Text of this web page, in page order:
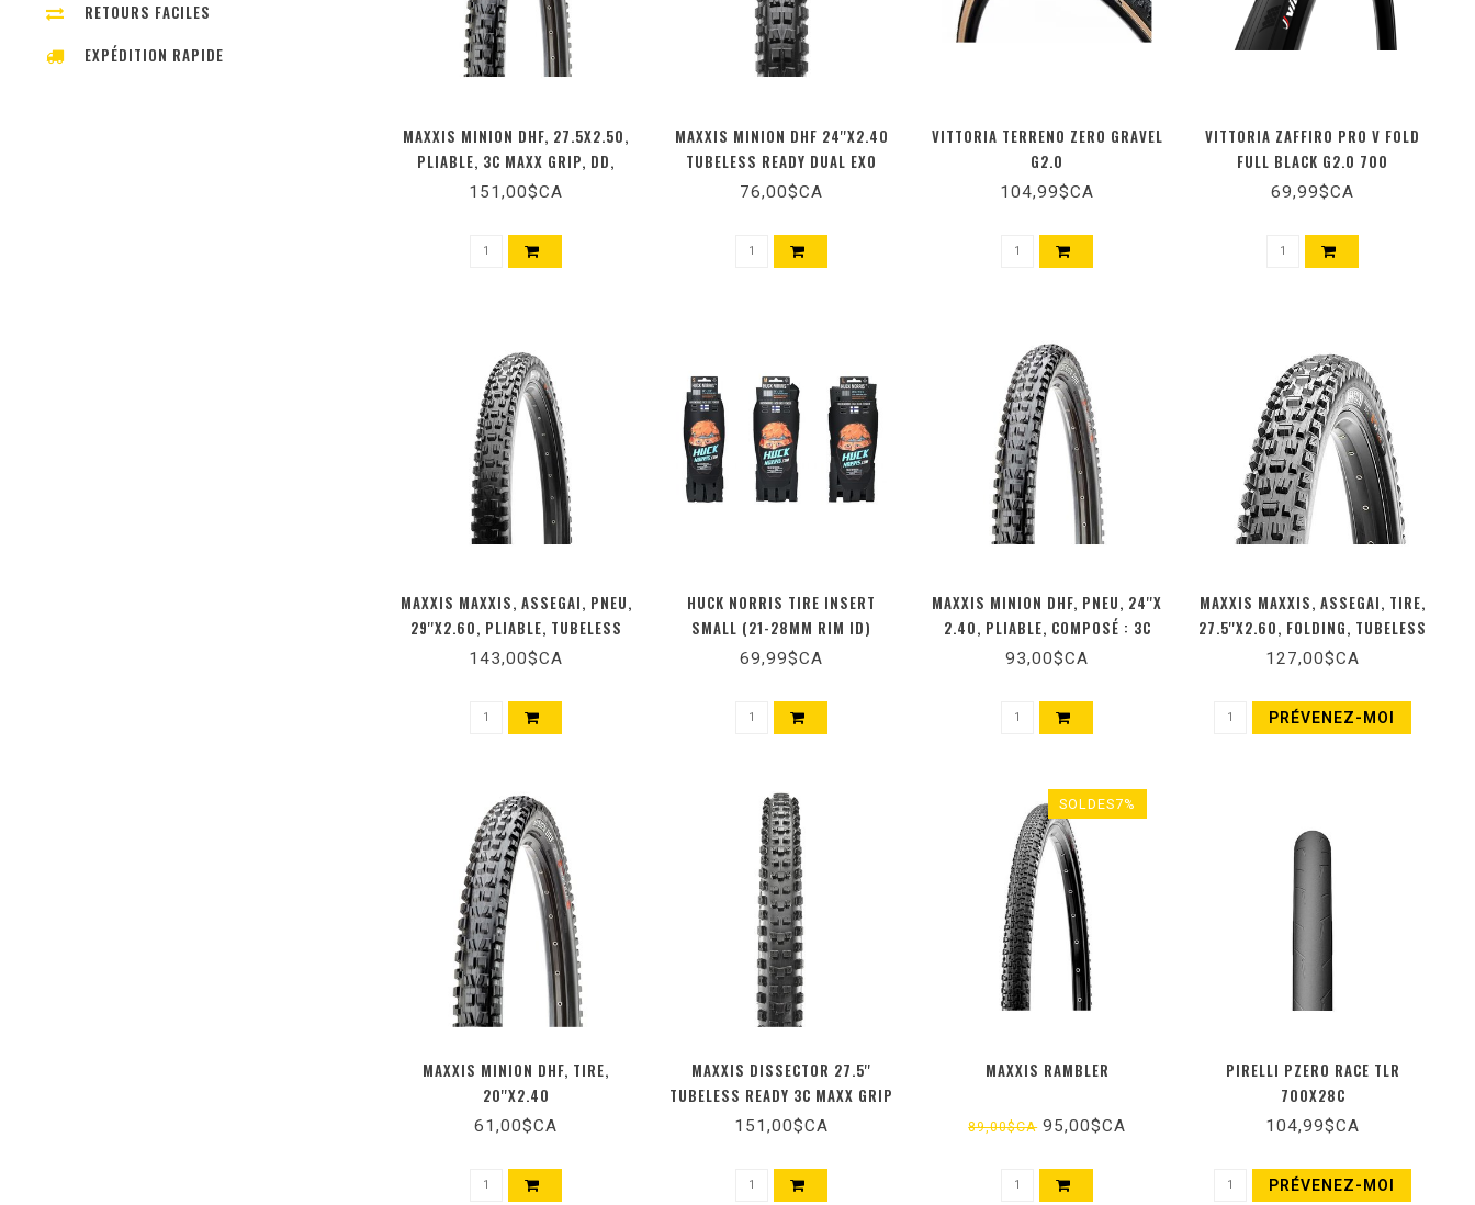
RETOURS FACILES
EXPÉDITION RAPIDE
MAXXIS MINION DHF, 27.5X2.50,
PLIABLE, 3C MAXX GRIP, DD,
WIDE TRAIL, TUBELESS READY,
151,00$CA
MAXXIS MINION DHF 24''X2.40
TUBELESS READY DUAL EXO
76,00$CA
VITTORIA TERRENO ZERO GRAVEL
G2.0
104,99$CA
VITTORIA ZAFFIRO PRO V FOLD
FULL BLACK G2.0 700
69,99$CA
MAXXIS MAXXIS, ASSEGAI, PNEU,
29''X2.60, PLIABLE, TUBELESS
READY, 3C MAXX TERRA, EXO+,
143,00$CA
HUCK NORRIS TIRE INSERT
SMALL (21-28MM RIM ID)
26"/27.5"/29" (SINGLE)
69,99$CA
MAXXIS MINION DHF, PNEU, 24''X
2.40, PLIABLE, COMPOSÉ : 3C
MAXX TERRA, TECH : EXO, TPI :
93,00$CA
MAXXIS MAXXIS, ASSEGAI, TIRE,
27.5''X2.60, FOLDING, TUBELESS
READY, 3C MAXX TERRA, EXO+,
127,00$CA
PRÉVENEZ-MOI
MAXXIS MINION DHF, TIRE,
20''X2.40
61,00$CA
MAXXIS DISSECTOR 27.5''
TUBELESS READY 3C MAXX GRIP
DD WIDE TRAIL
151,00$CA
SOLDES7%
MAXXIS RAMBLER
89,00$CA95,00$CA
PIRELLI PZERO RACE TLR
700X28C
104,99$CA
PRÉVENEZ-MOI